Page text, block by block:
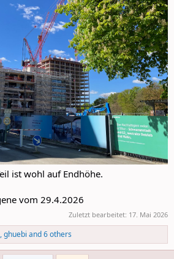
ist wohl auf Endhöhe.
vom 29.4.2026
Zuletzt bearbeitet: 17. Mai 2026
,ghuebi and 6 others